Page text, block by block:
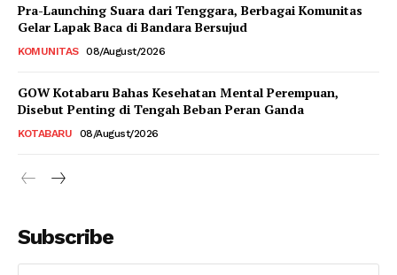
Pra-Launching Suara dari Tenggara, Berbagai Komunitas
Gelar Lapak Baca di Bandara Bersujud
KOMUNITAS 08/August/2026
GOW Kotabaru Bahas Kesehatan Mental Perempuan,
Disebut Penting di Tengah Beban Peran Ganda
KOTABARU 08/August/2026
Subscribe